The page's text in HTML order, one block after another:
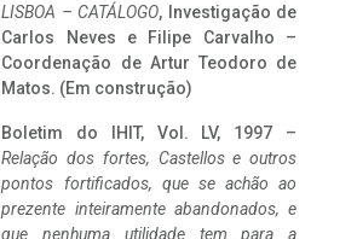
LISBOA – CATÁLOGO, Investigação de
Carlos Neves e Filipe Carvalho –
Coordenação de Artur Teodoro de
Matos. (Em construção)
Boletim do IHIT, Vol. LV, 1997 –
Relação dos fortes, Castellos e outros
pontos fortificados, que se achão ao
prezente inteiramente abandonados, e
que nenhuma utilidade tem para a